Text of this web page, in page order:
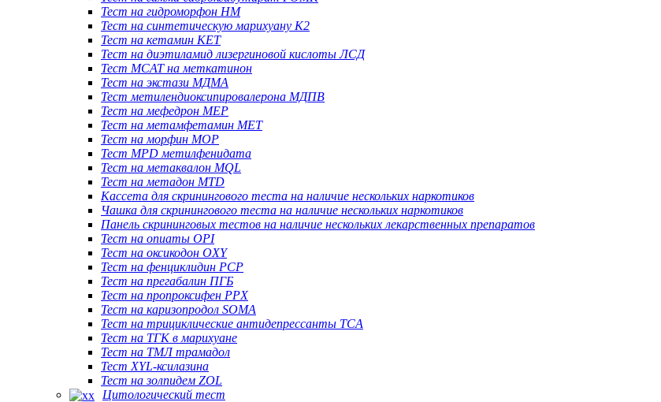
Тест на гидроморфон HM
Тест на синтетическую марихуану K2
Тест на кетамин KET
Тест на диэтиламид лизергиновой кислоты ЛСД
Тест MCAT на меткатинон
Тест на экстази МДМА
Тест метилендиоксипировалерона МДПВ
Тест на мефедрон MEP
Тест на метамфетамин MET
Тест на морфин MOP
Тест MPD метилфенидата
Тест на метаквалон MQL
Тест на метадон MTD
Кассета для скринингового теста на наличие нескольких наркотиков
Чашка для скринингового теста на наличие нескольких наркотиков
Панель скрининговых тестов на наличие нескольких лекарственных препаратов
Тест на опиаты OPI
Тест на оксикодон OXY
Тест на фенциклидин PCP
Тест на прегабалин ПГБ
Тест на пропроксифен PPX
Тест на каризопродол SOMA
Тест на трициклические антидепрессанты TCA
Тест на ТГК в марихуане
Тест на ТМЛ трамадол
Тест XYL-ксилазина
Тест на золпидем ZOL
Цитологический тест